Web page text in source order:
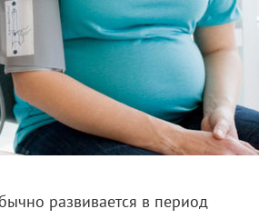
развивается в период